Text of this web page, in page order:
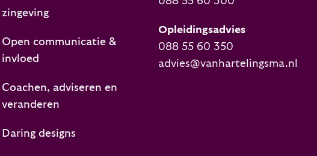
zingeving
Open communicatie &
invloed
Coachen, adviseren en
veranderen
Daring designs
Opleidingsadvies
088 55 60 350
advies@vanhartelingsma.nl